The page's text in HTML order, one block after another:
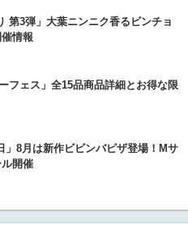
第3弾」大葉ニンニク香るビンチョ
情報
フェス」全15品商品詳細とお得な限
」8月は新作ビビンバピザ登場！Mサ
開催